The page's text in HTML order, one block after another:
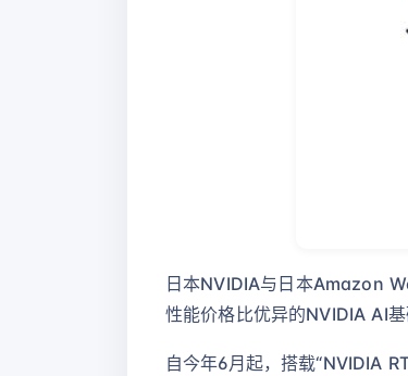
日本NVIDIA与日本Amazon
性能价格比优异的NVIDIA AI
自今年6月起，搭载“NVIDIA